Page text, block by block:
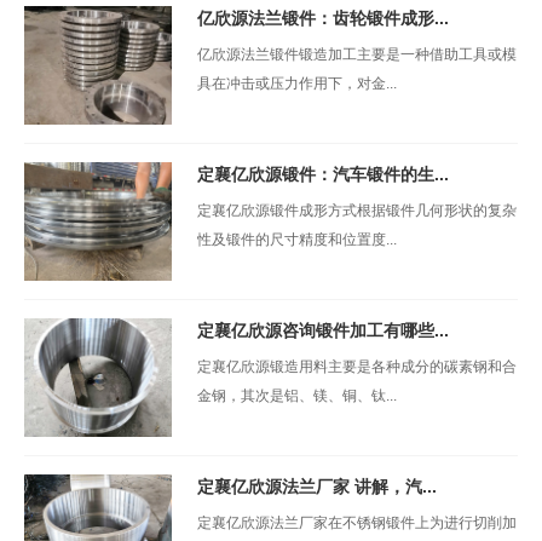
亿欣源法兰锻件：齿轮锻件成形...
亿欣源法兰锻件锻造加工主要是一种借助工具或模
具在冲击或压力作用下，对金...
定襄亿欣源锻件：汽车锻件的生...
定襄亿欣源锻件成形方式根据锻件几何形状的复杂
性及锻件的尺寸精度和位置度...
定襄亿欣源咨询锻件加工有哪些...
定襄亿欣源锻造用料主要是各种成分的碳素钢和合
金钢，其次是铝、镁、铜、钛...
定襄亿欣源法兰厂家 讲解，汽...
定襄亿欣源法兰厂家在不锈钢锻件上为进行切削加